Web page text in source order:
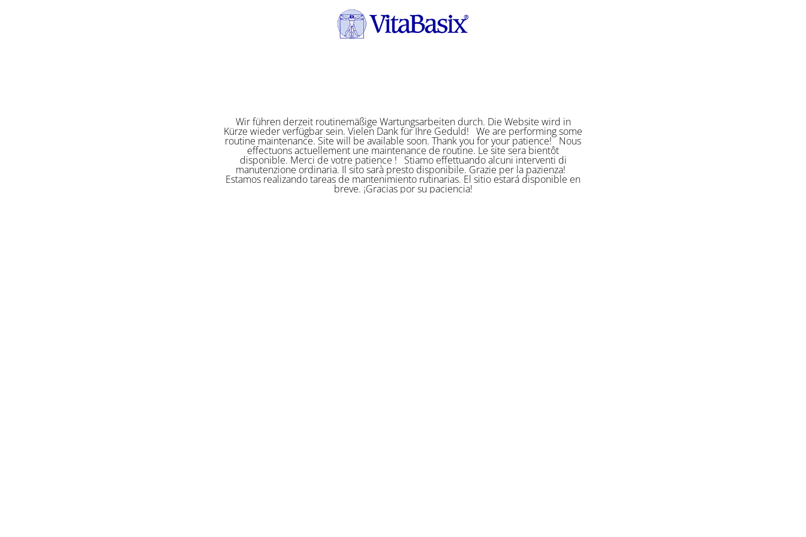
Wir führen derzeit routinemäßige Wartungsarbeiten durch. Die Website wird in
Kürze wieder verfügbar sein. Vielen Dank für Ihre Geduld! We are performing some
routine maintenance. Site will be available soon. Thank you for your patience! Nous
effectuons actuellement une maintenance de routine. Le site sera bientôt
disponible. Merci de votre patience ! Stiamo effettuando alcuni interventi di
manutenzione ordinaria. Il sito sarà presto disponibile. Grazie per la pazienza!
Estamos realizando tareas de mantenimiento rutinarias. El sitio estará disponible en
breve. ¡Gracias por su paciencia!